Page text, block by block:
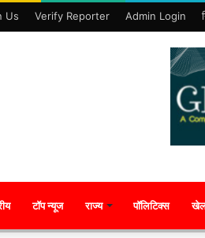
Us Verify Reporter Admin Login
टॉप न्यूज राज्य पॉलिटिक्स